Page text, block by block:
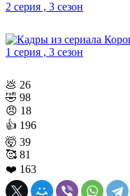
2 серия , 3 сезон
1 серия , 3 сезон
💩 26
🤣 98
😠 18
👍 196
🤯 39
🥰 81
❤️ 163